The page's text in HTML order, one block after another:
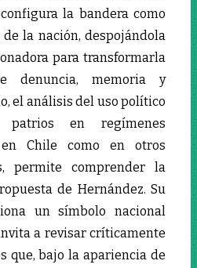
la bandera como
la nación, despojándola
para transformarla
denuncia, memoria y
el análisis del uso político
en regímenes
Chile como en otros
permite comprender la
de Hernández. Su
un símbolo nacional
a revisar críticamente
que, bajo la apariencia de